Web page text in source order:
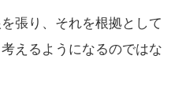
張り、それを根拠として
えるようになるのではな